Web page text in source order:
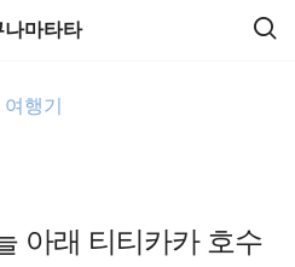
나마타타
아래 티티카카 호수
행기